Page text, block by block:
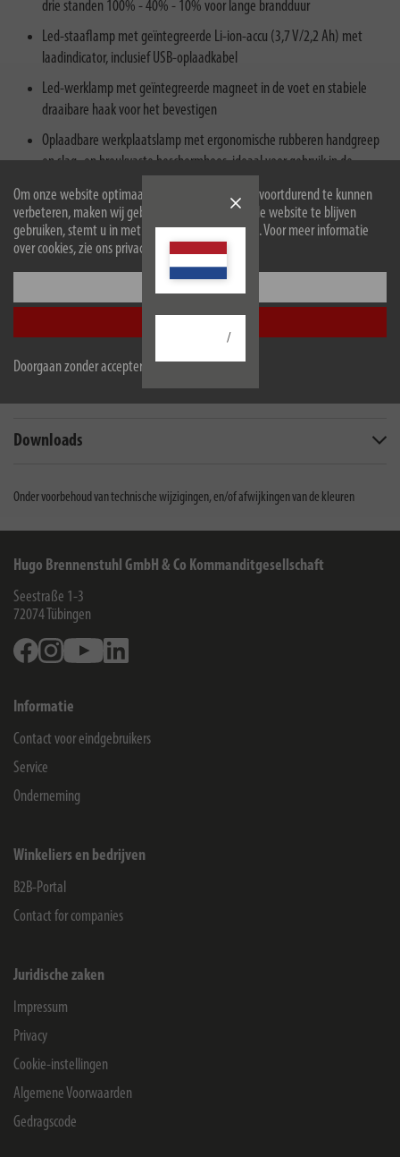
Om onze website optimaal voor u in te richten en voortdurend te kunnen
verbeteren, maken wij gebruik van cookies. Door de website te blijven
gebruiken, stemt u in met het gebruik van cookies. Voor meer informatie
over cookies, zie ons privacybeleid.
Doorgaan zonder accepteren
/
drie standen 100% - 40% - 10% voor lange brandduur
Led-staaflamp met geïntegreerde Li-ion-accu (3,7 V/2,2 Ah) met
laadindicator, inclusief USB-oplaadkabel
Led-werklamp met geïntegreerde magneet in de voet en stabiele
draaibare haak voor het bevestigen
Oplaadbare werkplaatslamp met ergonomische rubberen handgreep
en slag- en breukvaste beschermhoes, ideaal voor gebruik in de
Inhoud: 1 x LED accu werkplaatslamp WL 500 A met geïntegreerde
accu, 1 x USB-oplaadkabel – in de beste kwaliteit van Brennenstuhl
Downloads
Onder voorbehoud van technische wijzigingen, en/of afwijkingen van de kleuren
Hugo Brennenstuhl GmbH & Co Kommanditgesellschaft
Seestraße 1-3
72074 Tübingen
FacebookInstagramYoutube
Informatie
Contact voor eindgebruikers
Service
Onderneming
Winkeliers en bedrijven
B2B-Portal
Contact for companies
Juridische zaken
Impressum
Privacy
Cookie-instellingen
Algemene Voorwaarden
Gedragscode